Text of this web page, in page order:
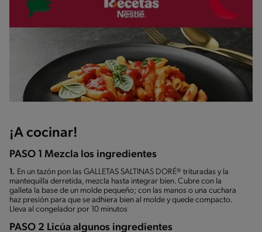
¡A cocinar!
PASO 1 Mezcla los ingredientes
1. En un tazón pon las GALLETAS SALTINAS DORÉ® trituradas y la
mantequilla derretida, mezcla hasta integrar bien. Cubre con la
galleta la base de un molde pequeño; con las manos o una cuchara
haz presión para que se adhiera bien al molde y quede compacto.
Lleva al congelador por 10 minutos
PASO 2 Licúa algunos ingredientes